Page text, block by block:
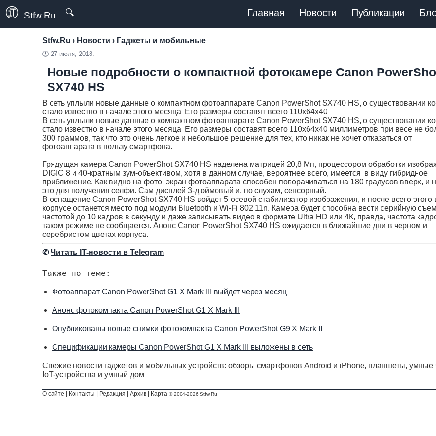
Stfw.Ru 🔍 Главная Новости Публикации
Stfw.Ru › Новости › Гаджеты и мобильные
🕛 27 июля, 2018.
Новые подробности о компактной фотокамере Canon
SX740 HS
В сеть уплыли новые данные о компактном фотоаппарате Canon PowerShot SX740 HS, о существовании
стало известно в начале этого месяца. Его размеры составят всего 110х64х40
В сеть уплыли новые данные о компактном фотоаппарате Canon PowerShot SX740 HS, о существовании
стало известно в начале этого месяца. Его размеры составят всего 110х64х40 миллиметров при весе не
300 граммов, так что это очень легкое и небольшое решение для тех, кто никак не хочет отказаться от
фотоаппарата в пользу смартфона.
Грядущая камера Canon PowerShot SX740 HS наделена матрицей 20,8 Мп, процессором обработки
DIGIC 8 и 40-кратным зум-объективом, хотя в данном случае, вероятнее всего, имеется в виду гибридное
приближение. Как видно на фото, экран фотоаппарата способен поворачиваться на 180 градусов вверх, и
это для получения селфи. Сам дисплей 3-дюймовый и, по слухам, сенсорный.
В оснащение Canon PowerShot SX740 HS войдет 5-осевой стабилизатор изображения, и после всего этого
корпусе останется место под модули Bluetooth и Wi-Fi 802.11n. Камера будет способна вести серийную
частотой до 10 кадров в секунду и даже записывать видео в формате Ultra HD или 4К, правда, частота
таком режиме не сообщается. Анонс Canon PowerShot SX740 HS ожидается в ближайшие дни в черном и
серебристом цветах корпуса.
✆Читать IT-новости в Telegram
Также по теме:
Фотоаппарат Canon PowerShot G1 X Mark III выйдет через месяц
Анонс фотокомпакта Canon PowerShot G1 X Mark III
Опубликованы новые снимки фотокомпакта Canon PowerShot G9 X Mark II
Спецификации камеры Canon PowerShot G1 X Mark III выложены в сеть
Свежие новости гаджетов и мобильных устройств: обзоры смартфонов Android и iPhone, планшеты, умные
IoT-устройства и умный дом.
О сайте Контакты Редакция Архив Карта © 2004-2026 Stfw.Ru